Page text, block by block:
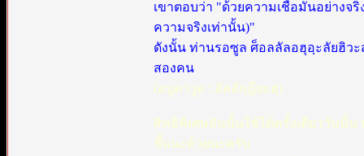
เขาตอบว่า "ด้วยความเชื่อมั่นอย่างจ
ความจริงเท่านั้น)"
ดังนั้น ท่านรอซูล ศ็อลลัลอฮุอฺะลัยฮิวะ
สองคน
(อบูดาวูด : อัลอักฺฎียะฮฺ)
สิทธิพิเศษอันนั้นใช้ได้ครั้งเดียววันนั้
ชี้แนะด้วยนะครับ